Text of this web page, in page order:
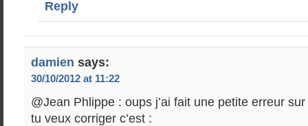
Reply
damien says:
30/10/2012 at 11:22
@Jean Phlippe : oups j’ai fait une petite erreur
tu veux corriger c’est :